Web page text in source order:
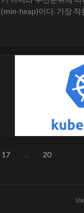
heap)이다. 가장 작
17 ... 20